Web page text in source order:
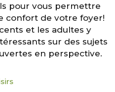
pour vous permettre
confort de votre foyer!
et les adultes y
sur des sujets
en perspective.